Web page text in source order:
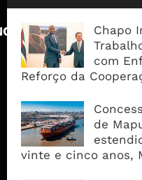
Chapo
com
Reforço da
de
vinte e cinco anos,
Economia
Dívida e Divisas
Commodities
Nova Fase de Risco